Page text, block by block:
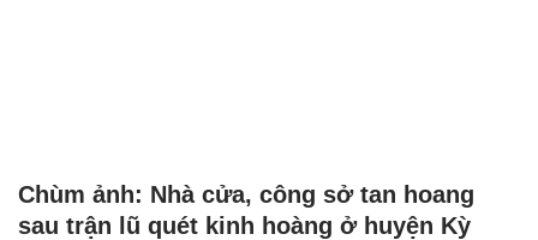
Chùm ảnh: Nhà cửa, công sở tan hoang
sau trận lũ quét kinh hoàng ở huyện Kỳ